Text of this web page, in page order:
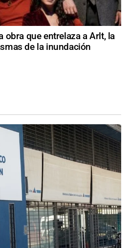
obra que entrelaza a Arlt, la
de la inundación